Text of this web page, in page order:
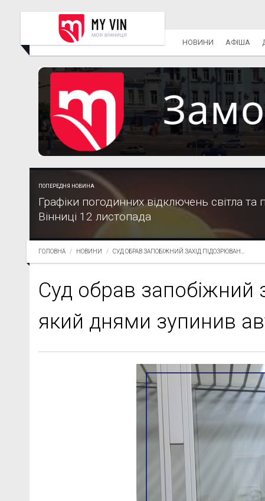
НОВИНИ АФІША
ПОПЕРЕДНЯ НОВИНА
Графіки погодинних відключень світла та
Вінниці 12 листопада
ГОЛОВНА НОВИНИ СУД ОБРАВ ЗАПОБІЖНИЙ ЗАХІД ПІДОЗРЮВАН...
Суд обрав запобіжний
який днями зупинив